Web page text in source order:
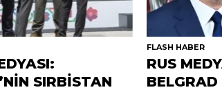
SIRBİSTAN
FLASH HABER
RUS